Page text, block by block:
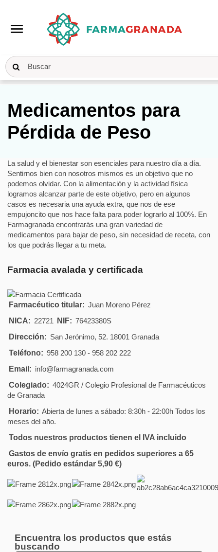
menu
Inicio
Medicamentos para
Pérdida de Peso
La salud y el bienestar son esenciales para nuestro día a día.
Sentirnos bien con nosotros mismos es un objetivo que no
podemos olvidar. Con la alimentación y la actividad física
logramos alcanzar parte de este objetivo, pero en algunos
casos es necesaria una ayuda extra, que nos de ese
empujoncito que nos hace falta para poder lograrlo al 100%. En
Farmagranada encontrarás una gran variedad de
medicamentos para bajar de peso, sin necesidad de receta, con
los que podrás llegar a tu meta.
Farmacia avalada y certificada
Farmacéutico titular: Juan Moreno Pérez
NICA: 22721 NIF: 76423380S
Dirección: San Jerónimo, 52. 18001 Granada
Teléfono: 958 200 130 - 958 202 222
Email: info@farmagranada.com
Colegiado: 4024GR / Colegio Profesional de Farmacéuticos
de Granada
Horario: Abierta de lunes a sábado: 8:30h - 22:00h Todos los
meses del año.
Todos nuestros productos tienen el IVA incluido
Gastos de envío gratis en pedidos superiores a 65
euros. (Pedido estándar 5,90 €)
Encuentra los productos que estás
buscando